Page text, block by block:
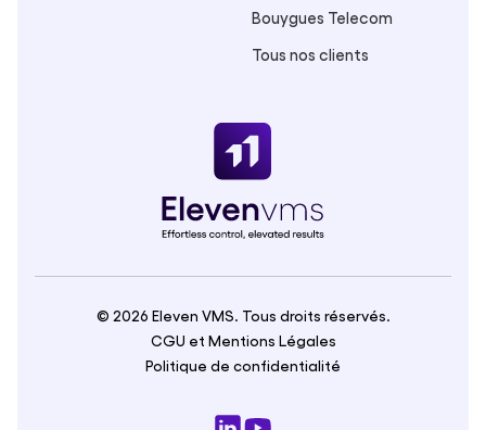
Bouygues Telecom
Tous nos clients
© 2026 Eleven VMS. Tous droits réservés.
CGU et Mentions Légales
Politique de confidentialité